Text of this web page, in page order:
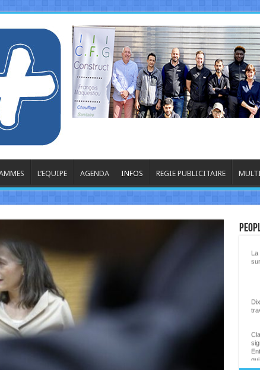
L’EQUIPE AGENDA INFOS REGIE PUBLICITAIRE